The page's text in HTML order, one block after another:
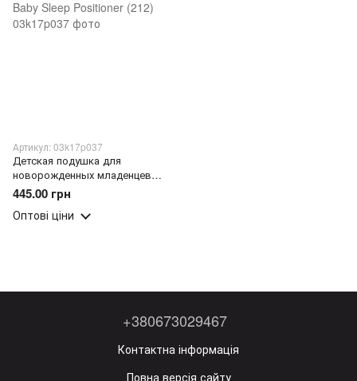
Артикул: 03k17p037
Детская подушка для
новорожденных младенцев
Baby Sleep Positioner (212)
445.00 грн
Оптові ціни
+380673029467
Контактна інформація
Повна версія сайту